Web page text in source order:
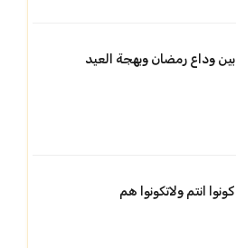
بين وداع رمضان وبهجة العيد
كونوا انتم ولاتكونوا هم